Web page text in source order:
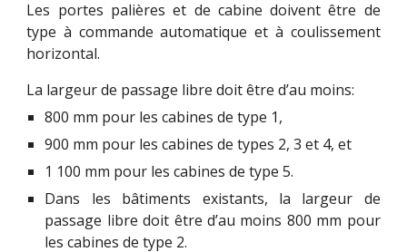
Les portes palières et de cabine doivent être de
type à commande automatique et à coulissement
horizontal.
La largeur de passage libre doit être d’au moins:
800 mm pour les cabines de type 1,
900 mm pour les cabines de types 2, 3 et 4, et
1 100 mm pour les cabines de type 5.
Dans les bâtiments existants, la largeur de
passage libre doit être d’au moins 800 mm pour
les cabines de type 2.